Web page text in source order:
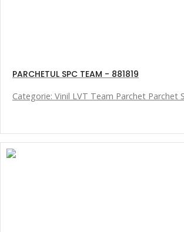
PARCHETUL SPC TEAM - 881819
Categorie: Vinil LVT Team Parchet Parchet